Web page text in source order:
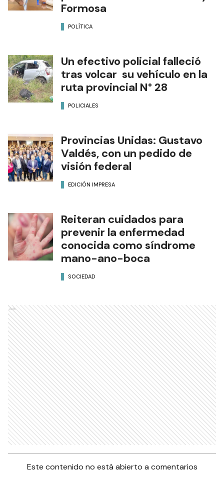
Formosa
POLÍTICA
Un efectivo policial falleció
tras volcar su vehículo en la
ruta provincial N° 28
POLICIALES
Provincias Unidas: Gustavo
Valdés, con un pedido de
visión federal
EDICIÓN IMPRESA
Reiteran cuidados para
prevenir la enfermedad
conocida como síndrome
mano-ano-boca
SOCIEDAD
Ads
Este contenido no está abierto a comentarios